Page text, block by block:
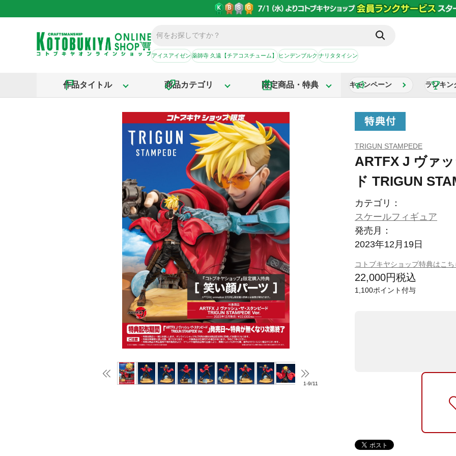
アイスアイゼン薬師寺 久遠【チアコスチューム】ヒンデンブルクナリタタイシン
作品タイトル 商品カテゴリ 限定商品・特典 キャンペーン ランキン
1-9/11
TRIGUN STAMPEDE
ARTFX J ヴァ
ド TRIGUN
カテゴリ：
スケールフィギュア
発売月：
2023年12月19日
コトブキヤショップ特典はこち
22,000円税込
1,100ポイント付与